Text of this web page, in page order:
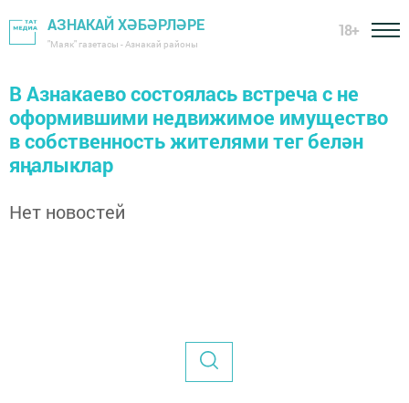
АЗНАКАЙ ХӘБӘРЛӘРЕ
"Маяк" газетасы - Азнакай районы
18+
В Азнакаево состоялась встреча с не
оформившими недвижимое имущество
в собственность жителями тег белән
яңалыклар
Нет новостей